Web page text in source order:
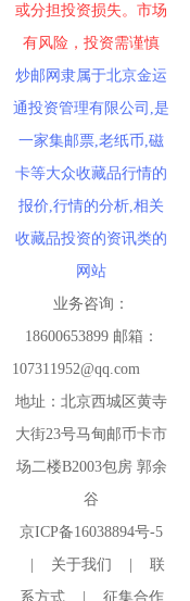
或分担投资损失。市场
有风险，投资需谨慎
炒邮网隶属于北京金运
通投资管理有限公司,是
一家集邮票,老纸币,磁
卡等大众收藏品行情的
报价,行情的分析,相关
收藏品投资的资讯类的
网站
业务咨询：
18600653899 邮箱：
107311952@qq.com
地址：北京西城区黄寺
大街23号马甸邮币卡市
场二楼B2003包房 郭余
谷
京ICP备16038894号-5
关于我们
联
系方式
征集合作